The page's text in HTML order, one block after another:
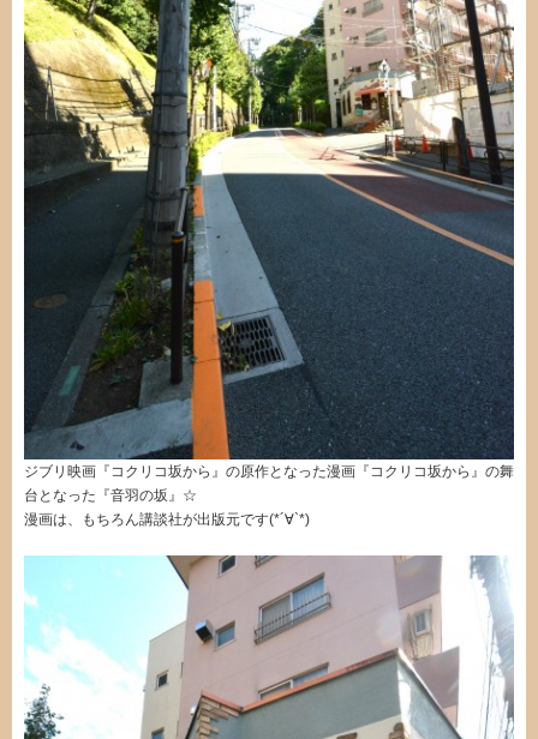
ジブリ映画『コクリコ坂から』の原作となった漫画『コクリコ坂から』の舞
台となった『音羽の坂』☆
漫画は、もちろん講談社が出版元です(*´∀`*)